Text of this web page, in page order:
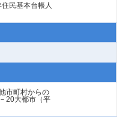
民基本台帳人
市町村からの
20大都市（平